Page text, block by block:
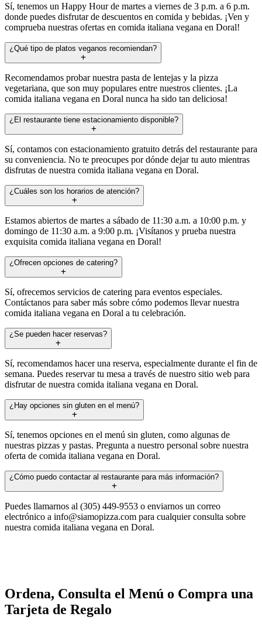
Sí, tenemos un Happy Hour de martes a viernes de 3 p.m. a 6 p.m.
donde puedes disfrutar de descuentos en comida y bebidas. ¡Ven y
comprueba nuestras ofertas en comida italiana vegana en Doral!
¿Qué tipo de platos veganos recomiendan?
Recomendamos probar nuestra pasta de lentejas y la pizza
vegetariana, que son muy populares entre nuestros clientes. ¡La
comida italiana vegana en Doral nunca ha sido tan deliciosa!
¿El restaurante tiene estacionamiento disponible?
Sí, contamos con estacionamiento gratuito detrás del restaurante para
su conveniencia. No te preocupes por dónde dejar tu auto mientras
disfrutas de nuestra comida italiana vegana en Doral.
¿Cuáles son los horarios de atención?
Estamos abiertos de martes a sábado de 11:30 a.m. a 10:00 p.m. y
domingo de 11:30 a.m. a 9:00 p.m. ¡Visítanos y prueba nuestra
exquisita comida italiana vegana en Doral!
¿Ofrecen opciones de catering?
Sí, ofrecemos servicios de catering para eventos especiales.
Contáctanos para saber más sobre cómo podemos llevar nuestra
comida italiana vegana en Doral a tu celebración.
¿Se pueden hacer reservas?
Sí, recomendamos hacer una reserva, especialmente durante el fin de
semana. Puedes reservar tu mesa a través de nuestro sitio web para
disfrutar de nuestra comida italiana vegana en Doral.
¿Hay opciones sin gluten en el menú?
Sí, tenemos opciones en el menú sin gluten, como algunas de
nuestras pizzas y pastas. Pregunta a nuestro personal sobre nuestra
oferta de comida italiana vegana en Doral.
¿Cómo puedo contactar al restaurante para más información?
Puedes llamarnos al (305) 449-9553 o enviarnos un correo
electrónico a info@siamopizza.com para cualquier consulta sobre
nuestra comida italiana vegana en Doral.
Ordena, Consulta el Menú o Compra una
Tarjeta de Regalo